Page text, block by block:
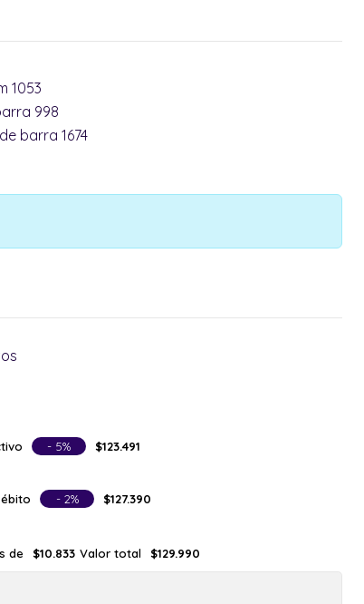
1053
998
barra 1674
- 5% $123.491
- 2% $127.390
de $10.833 Valor total $129.990